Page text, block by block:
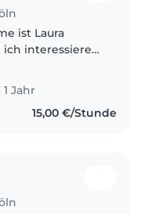
ich interessiere
wenn ich
formelle
in diesem
Jahr
15,00 €/Stunde